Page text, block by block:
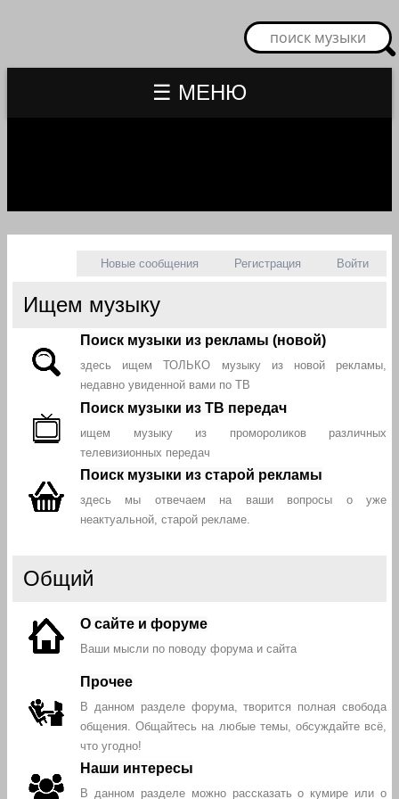
☰ МЕНЮ
Новые сообщения Регистрация Войти
Ищем музыку
Поиск музыки из рекламы (новой)
здесь ищем ТОЛЬКО музыку из новой рекламы,
недавно увиденной вами по ТВ
Поиск музыки из ТВ передач
ищем музыку из промороликов различных
телевизионных передач
Поиск музыки из старой рекламы
здесь мы отвечаем на ваши вопросы о уже
неактуальной, старой рекламе.
Общий
О сайте и форуме
Ваши мысли по поводу форума и сайта
Прочее
В данном разделе форума, творится полная свобода
общения. Общайтесь на любые темы, обсуждайте всё,
что угодно!
Наши интересы
В данном разделе можно рассказать о кумире или о